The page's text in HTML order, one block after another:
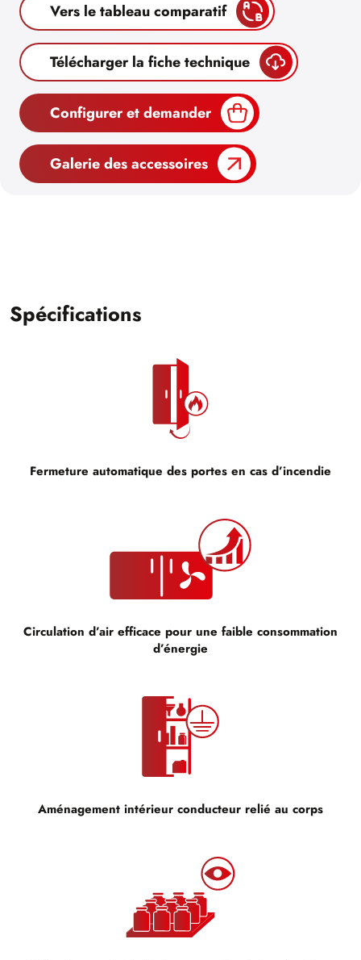
Vers le tableau comparatif
Télécharger la fiche technique
Configurer et demander
Galerie des accessoires
Spécifications
Fermeture automatique des portes en cas d’incendie
Circulation d’air efficace pour une faible consommation
d’énergie
Aménagement intérieur conducteur relié au corps